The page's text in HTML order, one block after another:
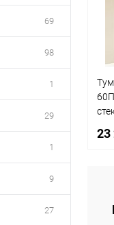
69
98
1
29
1
9
27
23